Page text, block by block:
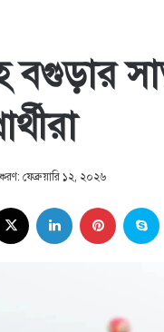
বগুড়ার
ফেব্রুয়ারি ১২, ২০২৬
LinkedIn Pinterest